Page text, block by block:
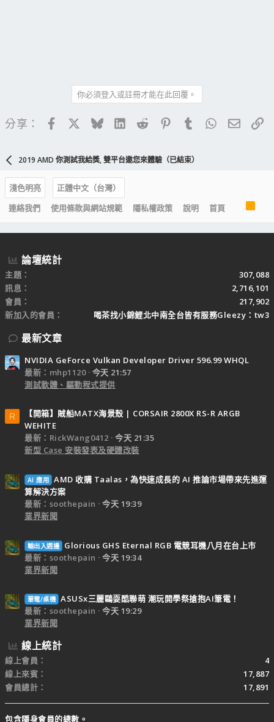
你必須登入或註冊才能在此回覆。
分享： FacebookBlueskyLinkedIn
Reddit PinterestTumblrWhatsApp
電子
2019 AMD 你測試我給獎, 雙平台邀您來體驗（已結束）
淺色明亮
正體中文（台灣）
連絡我們
使用條款與網站規範 隱私權政策 說明 首頁
S
論壇統計
主題
307,088
訊息
2,716,101
會員
217,902
新加入的會員
喝茶找小錦鯉北中南全台皆有服務Gleezy：tw3
最新文章
NVIDIA GeForce Vulkan Developer Driver 596.99 WHQL
最新：mhp1120
今天 21:57
測試軟體、驅動程式提供
R
【開箱】賊船MATX海景殼 | CORSAIR 2800X RS-R ARGB
WEHITE
最新：RickWang0412
今天 21:35
新型 Case 安裝發表及硬體改裝
AI 應用 AMD 收購 Taalas，為快速成長的 AI 推論市場帶來先進運
算解決方案
最新：soothepain
今天 19:39
業界新聞
輸出入週邊
Glorious GHS Eternal RGB 電競耳機八月在台上市
最新：soothepain
今天 19:34
業界新聞
筆電/桌機 ASUSx三麗鷗耍酷聯萌 潮玩開學祭搶抱AI筆電！
最新：soothepain
今天 19:29
業界新聞
線上統計
線上會員
4
線上來賓
17,887
會員總計
17,891
包含隱身會員的總數。